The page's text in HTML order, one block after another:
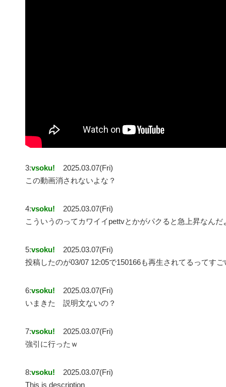
3:vsoku!
2025.03.07(Fri)
この動画消されないよな？
4:vsoku!
2025.03.07(Fri)
こういうのってカワイイpettvとかがパクると急上昇なんだ
5:vsoku!
2025.03.07(Fri)
投稿したのが03/07 12:05で150166も再生されてるってすご
6:vsoku!
2025.03.07(Fri)
いまきた 説明文ないの？
7:vsoku!
2025.03.07(Fri)
強引に行ったｗ
8:vsoku!
2025.03.07(Fri)
This is description